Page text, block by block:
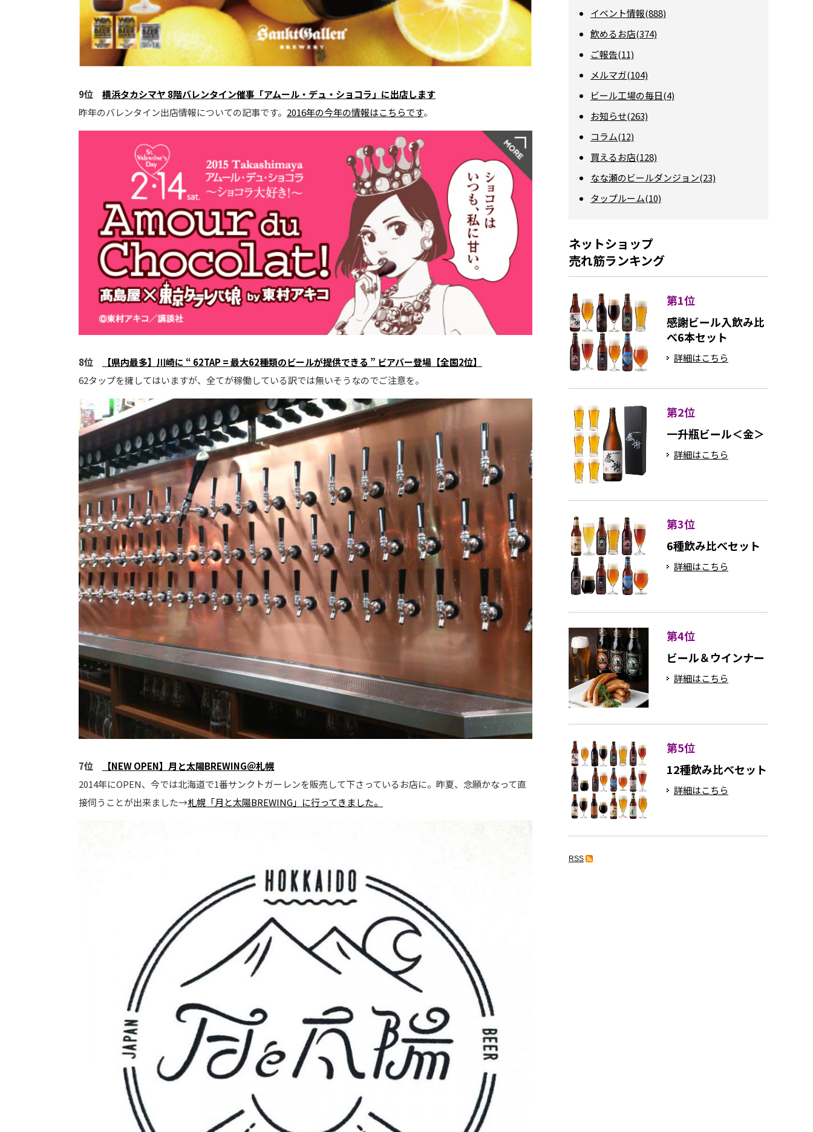
9位 横浜タカシマヤ 8階バレンタイン催事「アムール・デュ・ショコラ」に出店します
昨年のバレンタイン出店情報についての記事です。 2016年の今年の情報はこちらです。
8位
【県内最多】川崎に “ 62TAP = 最大62種類のビールが提供できる ” ビアバー登場【全国2位】
62タップを擁してはいますが、全てが稼働している訳では無いそうなのでご注意を。
7位
【NEW OPEN】月と太陽BREWING＠札幌
2014年にOPEN、今では北海道で1番サンクトガーレンを販売して下さっているお店に。昨夏、念願かなって直
接伺うことが出来ました→札幌「月と太陽BREWING」に行ってきました。
イベント情報(888)
飲めるお店(374)
ご報告(11)
メルマガ(104)
ビール工場の毎日(4)
お知らせ(263)
コラム(12)
買えるお店(128)
なな瀬のビールダンジョン(23)
タップルーム(10)
ネットショップ
売れ筋ランキング
第1位
感謝ビール入飲み比
べ6本セット
詳細はこちら
第2位
一升瓶ビール＜金＞
詳細はこちら
第3位
6種飲み比べセット
詳細はこちら
第4位
ビール＆ウインナー
詳細はこちら
第5位
12種飲み比べセット
詳細はこちら
RSS